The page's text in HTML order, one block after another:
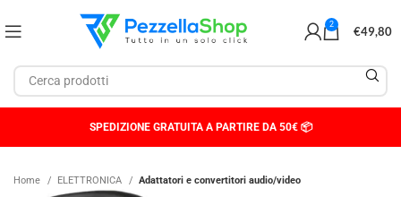
2 €49,80
SPEDIZIONE GRATUITA A PARTIRE DA 50€ 📦
Home ELETTRONICA Adattatori e convertitori audio/video